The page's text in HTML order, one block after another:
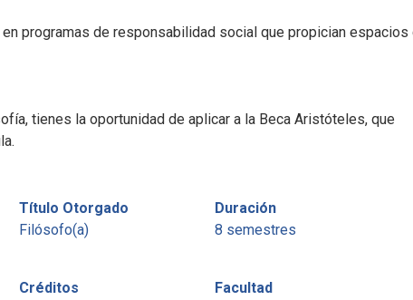
programas de responsabilidad social que propician espacios
tienes la oportunidad de aplicar a la Beca Aristóteles, que
Título Otorgado
Filósofo(a)
Duración
8 semestres
Créditos
Facultad